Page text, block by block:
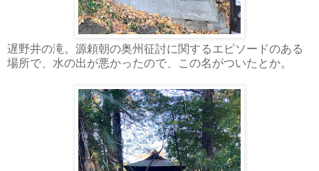
遅野井の滝。源頼朝の奥州征討に関するエピソードのある
場所で、水の出が悪かったので、この名がついたとか。